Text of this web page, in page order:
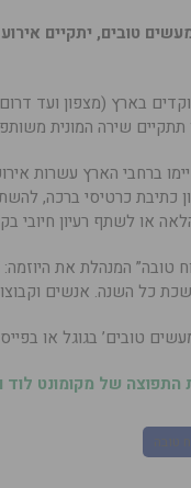
טובים, יתקיים
בארץ (מצפון ועד
תתקיים שירה המונית
ברחבי הארץ עשרות
כתיבת כרטיסי ברכה,
או לשתף רעיון חיובי
טובה” המנהלת את
כל השנה. אנשים
טובים’ בגוגל או
של מקומונט לוד